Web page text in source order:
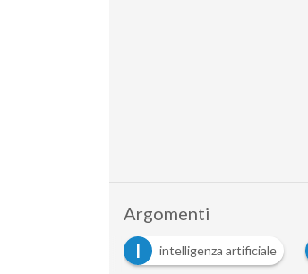
Argomenti
I
intelligenza artificiale